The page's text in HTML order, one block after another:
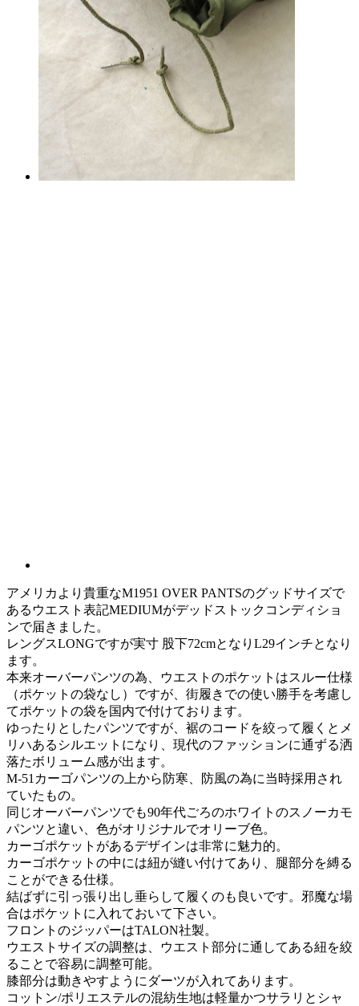
アメリカより貴重なM1951 OVER PANTSのグッドサイズで
あるウエスト表記MEDIUMがデッドストックコンディショ
ンで届きました。
レングスLONGですが実寸 股下72cmとなりL29インチとなり
ます。
本来オーバーパンツの為、ウエストのポケットはスルー仕様
（ポケットの袋なし）ですが、街履きでの使い勝手を考慮し
てポケットの袋を国内で付けております。
ゆったりとしたパンツですが、裾のコードを絞って履くとメ
リハあるシルエットになり、現代のファッションに通ずる洒
落たボリューム感が出ます。
M-51カーゴパンツの上から防寒、防風の為に当時採用され
ていたもの。
同じオーバーパンツでも90年代ごろのホワイトのスノーカモ
パンツと違い、色がオリジナルでオリーブ色。
カーゴポケットがあるデザインは非常に魅力的。
カーゴポケットの中には紐が縫い付けてあり、腿部分を縛る
ことができる仕様。
結ばずに引っ張り出し垂らして履くのも良いです。邪魔な場
合はポケットに入れておいて下さい。
フロントのジッパーはTALON社製。
ウエストサイズの調整は、ウエスト部分に通してある紐を絞
ることで容易に調整可能。
膝部分は動きやすようにダーツが入れてあります。
コットン/ポリエステルの混紡生地は軽量かつサラリとシャ